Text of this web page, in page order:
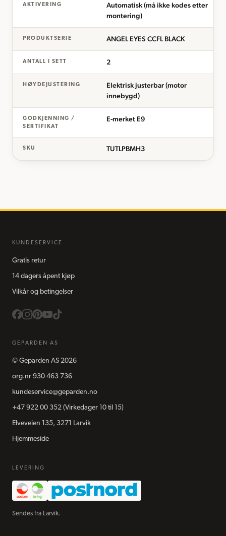
AKTIVERING
Automatisk (må ikke kodes etter
montering)
PRODUKTSERIE ANGEL EYES CCFL BLACK
ANTALL I SETT 2
HØYDEJUSTERING
Elektrisk justerbar (motor
innebygd)
GODKJENNING /
SERTIFIKAT
E-merket E9
SKU TUTLPBMH3
KUNDESERVICE
Gratis retur
14 dagers åpent kjøp
Vilkår og betingelser
GEPARDEN AS
© Geparden AS 2026
org.nr 930 463 736
kundeservice@geparden.no
+47 922 00 352 (Virkedager 10 til 15)
Elveveien 135, 3271 Larvik
Hjemmeside
LEVERING
Sendes fra Larvik.